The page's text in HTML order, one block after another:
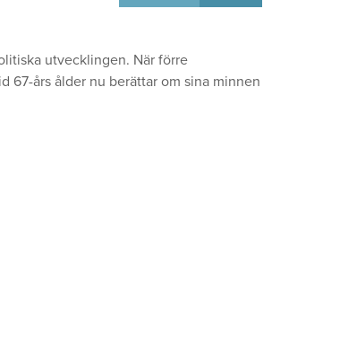
utvecklingen. När förre
67-års ålder nu berättar om sina minnen